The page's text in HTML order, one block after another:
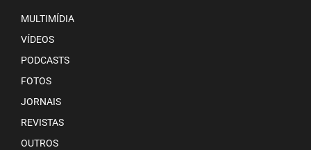
MULTIMÍDIA
VÍDEOS
PODCASTS
FOTOS
JORNAIS
REVISTAS
OUTROS